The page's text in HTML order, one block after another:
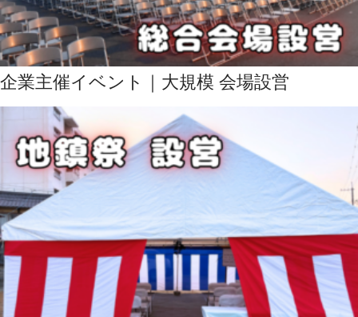
企業主催イベント｜大規模 会場設営